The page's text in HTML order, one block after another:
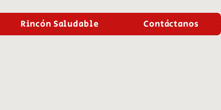
Rincón Saludable Contáctanos